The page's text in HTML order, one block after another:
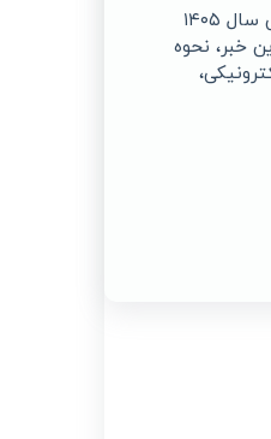
سازمان امور مالیاتی مهلت ارائه اظهارنامه‌های مالیاتی سال ۱۴۰۵
خبر، نحوه